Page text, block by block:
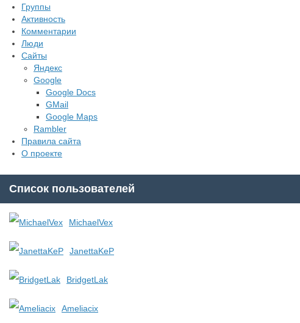
Группы
Активность
Комментарии
Люди
Сайты
Яндекс
Google
Google Docs
GMail
Google Maps
Rambler
Правила сайта
О проекте
Список пользователей
MichaelVex
JanettaKeP
BridgetLak
Ameliacix